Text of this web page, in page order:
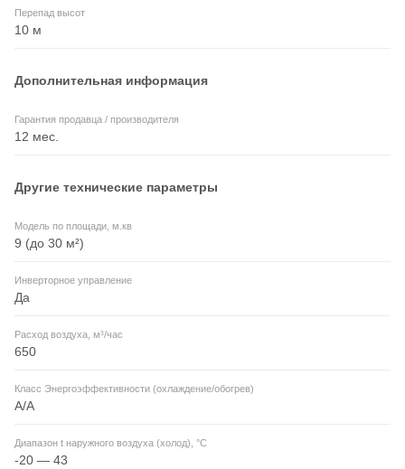
Перепад высот
10 м
Дополнительная информация
Гарантия продавца / производителя
12 мес.
Другие технические параметры
Модель по площади, м.кв
9 (до 30 м²)
Инверторное управление
Да
Расход воздуха, м³/час
650
Класс Энергоэффективности (охлаждение/обогрев)
A/A
Диапазон t наружного воздуха (холод), °C
-20 — 43